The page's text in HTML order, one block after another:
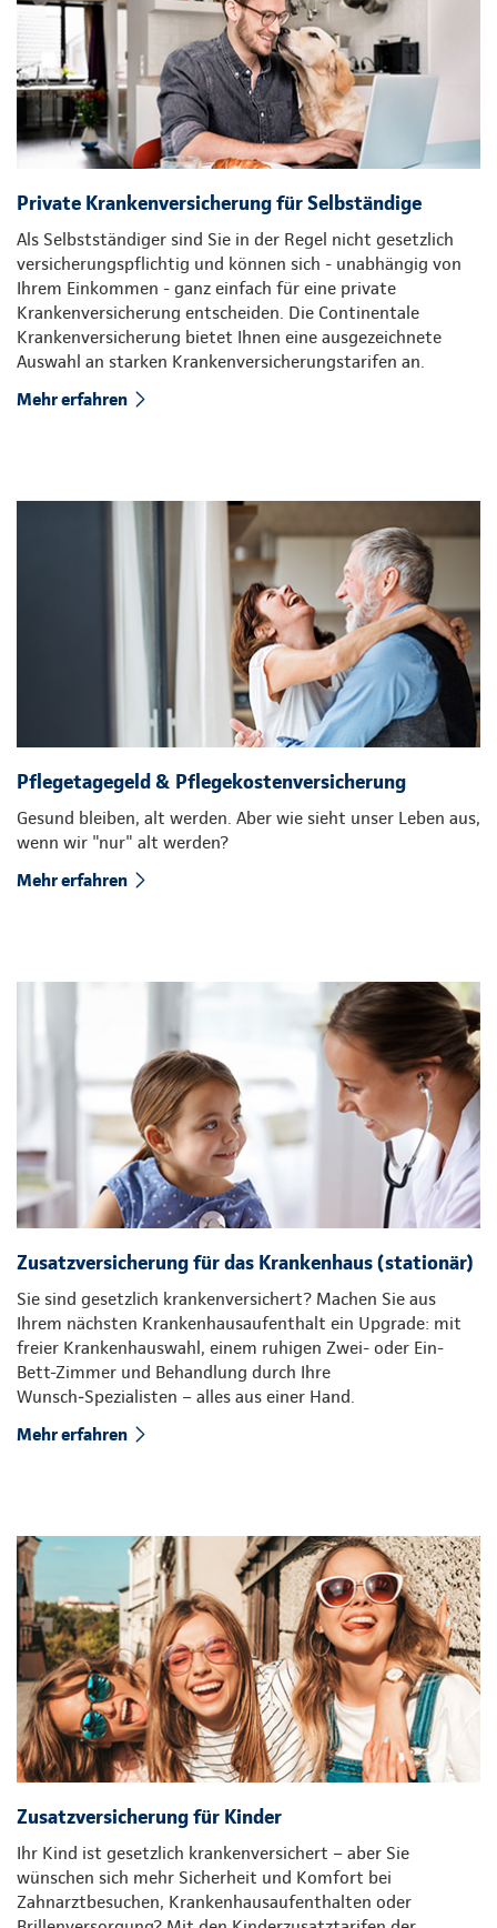
Private Krankenversicherung für Selbständige
Als Selbstständiger sind Sie in der Regel nicht gesetzlich
versicherungspflichtig und können sich - unabhängig von
Ihrem Einkommen - ganz einfach für eine private
Krankenversicherung entscheiden. Die Continentale
Krankenversicherung bietet Ihnen eine ausgezeichnete
Auswahl an starken Krankenversicherungstarifen an.
Mehr erfahren
Pflegetagegeld & Pflegekostenversicherung
Gesund bleiben, alt werden. Aber wie sieht unser Leben aus,
wenn wir "nur" alt werden?
Mehr erfahren
Zusatzversicherung für das Krankenhaus (stationär)
Sie sind gesetzlich krankenversichert? Machen Sie aus
Ihrem nächsten Krankenhausaufenthalt ein Upgrade: mit
freier Krankenhauswahl, einem ruhigen Zwei- oder Ein-
Bett-Zimmer und Behandlung durch Ihre
Wunsch‑Spezialisten – alles aus einer Hand.
Mehr erfahren
Zusatzversicherung für Kinder
Ihr Kind ist gesetzlich krankenversichert – aber Sie
wünschen sich mehr Sicherheit und Komfort bei
Zahnarztbesuchen, Krankenhausaufenthalten oder